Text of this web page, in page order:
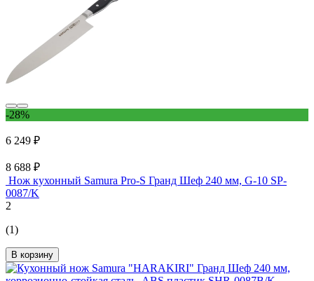
-28%
6 249 ₽
8 688 ₽
Нож кухонный Samura Pro-S Гранд Шеф 240 мм, G-10 SP-
0087/K
2
(1)
В корзину